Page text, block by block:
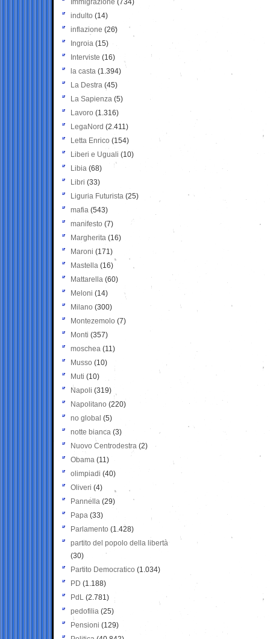
Immigrazione (734)
indulto (14)
inflazione (26)
Ingroia (15)
Interviste (16)
la casta (1.394)
La Destra (45)
La Sapienza (5)
Lavoro (1.316)
LegaNord (2.411)
Letta Enrico (154)
Liberi e Uguali (10)
Libia (68)
Libri (33)
Liguria Futurista (25)
mafia (543)
manifesto (7)
Margherita (16)
Maroni (171)
Mastella (16)
Mattarella (60)
Meloni (14)
Milano (300)
Montezemolo (7)
Monti (357)
moschea (11)
Musso (10)
Muti (10)
Napoli (319)
Napolitano (220)
no global (5)
notte bianca (3)
Nuovo Centrodestra (2)
Obama (11)
olimpiadi (40)
Oliveri (4)
Pannella (29)
Papa (33)
Parlamento (1.428)
partito del popolo della libertà
(30)
Partito Democratico (1.034)
PD (1.188)
PdL (2.781)
pedofilia (25)
Pensioni (129)